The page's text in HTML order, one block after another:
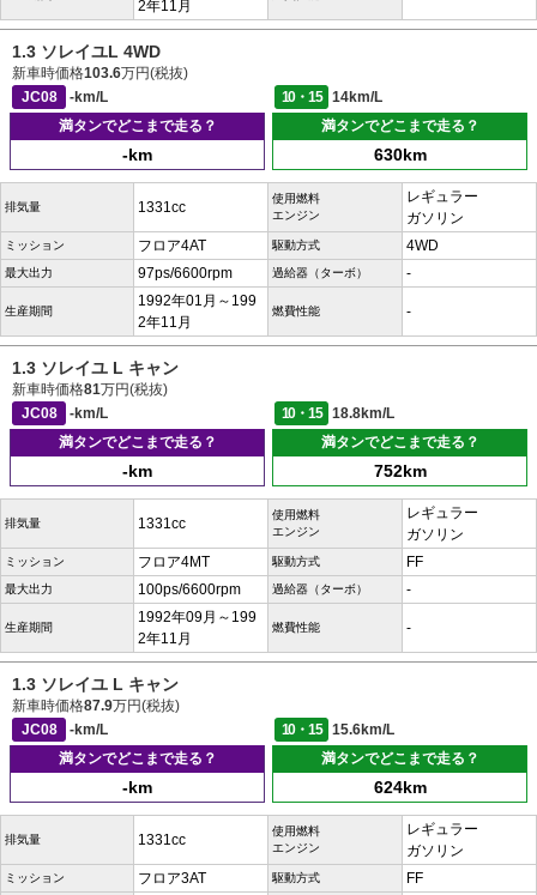
2年11月
1.3 ソレイユL 4WD
新車時価格103.6万円(税抜)
JC08
-km/L 10・15
14km/L
満タンでどこまで走る？
-km
満タンでどこまで走る？
630km
排気量 1331cc
使用燃料
エンジン
レギュラー
ガソリン
ミッション フロア4AT 駆動方式 4WD
最大出力 97ps/6600rpm 過給器（ターボ） -
生産期間
1992年01月～199
2年11月
燃費性能 -
1.3 ソレイユ L キャン
新車時価格81万円(税抜)
JC08
-km/L 10・15
18.8km/L
満タンでどこまで走る？
-km
満タンでどこまで走る？
752km
排気量 1331cc
使用燃料
エンジン
レギュラー
ガソリン
ミッション フロア4MT 駆動方式 FF
最大出力 100ps/6600rpm 過給器（ターボ） -
生産期間
1992年09月～199
2年11月
燃費性能 -
1.3 ソレイユ L キャン
新車時価格87.9万円(税抜)
JC08
-km/L 10・15
15.6km/L
満タンでどこまで走る？
-km
満タンでどこまで走る？
624km
排気量 1331cc
使用燃料
エンジン
レギュラー
ガソリン
ミッション フロア3AT 駆動方式 FF